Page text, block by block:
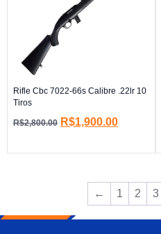
Rifle Cbc 7022-66s Calibre .22lr 10
Tiros
R$2,800.00 R$1,900.00
← 1 2 3